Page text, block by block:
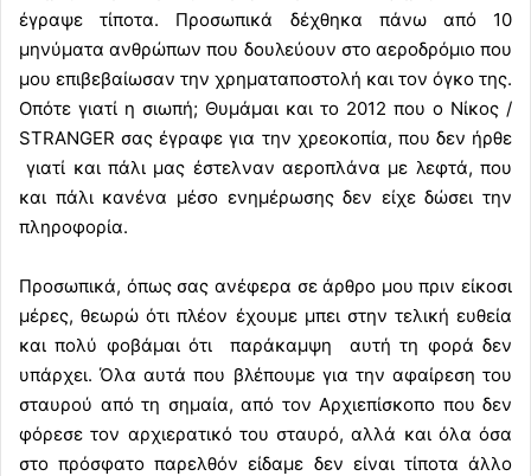
έγραψε τίποτα. Προσωπικά δέχθηκα πάνω από 10
μηνύματα ανθρώπων που δουλεύουν στο αεροδρόμιο που
μου επιβεβαίωσαν την χρηματαποστολή και τον όγκο της.
Οπότε γιατί η σιωπή; Θυμάμαι και το 2012 που ο Νίκος /
STRANGER σας έγραφε για την χρεοκοπία, που δεν ήρθε
γιατί και πάλι μας έστελναν αεροπλάνα με λεφτά, που
και πάλι κανένα μέσο ενημέρωσης δεν είχε δώσει την
πληροφορία.
Προσωπικά, όπως σας ανέφερα σε άρθρο μου πριν είκοσι
μέρες, θεωρώ ότι πλέον έχουμε μπει στην τελική ευθεία
και πολύ φοβάμαι ότι παράκαμψη αυτή τη φορά δεν
υπάρχει. Όλα αυτά που βλέπουμε για την αφαίρεση του
σταυρού από τη σημαία, από τον Αρχιεπίσκοπο που δεν
φόρεσε τον αρχιερατικό του σταυρό, αλλά και όλα όσα
στο πρόσφατο παρελθόν είδαμε δεν είναι τίποτα άλλο